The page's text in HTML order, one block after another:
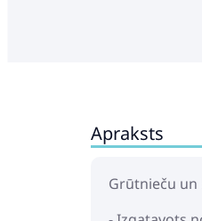
Apraksts
Grūtnieču